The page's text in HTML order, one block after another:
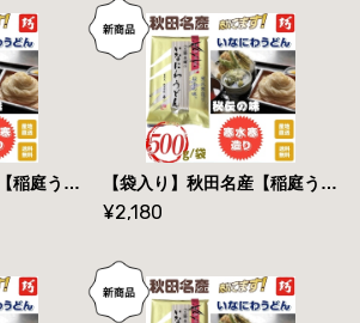
【袋入り】秋田名産【稲庭うどん】５００g /袋×３袋【手作り技法】【送料無料】 【袋入り】秋田名産【稲庭うどん】５００g /袋【手作り技法】【送料無料】
¥2,180